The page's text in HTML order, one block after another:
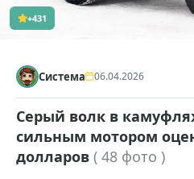
+431
Система 06.04.2026
Серый волк в
сильным мотором
долларов ( 48 фото )